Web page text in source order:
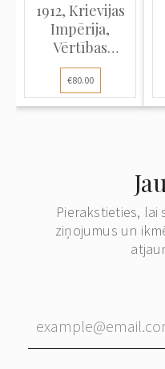
1912, Krievijas
Impērija,
Vērtības
(naudas)
vēstule, kas
nosūtīta no
€80.00
Pierakstieties,
ziņojumus un